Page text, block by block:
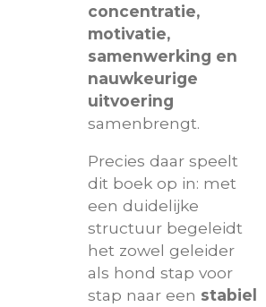
concentratie,
motivatie,
samenwerking en
nauwkeurige
uitvoering
samenbrengt.
Precies daar speelt
dit boek op in: met
een duidelijke
structuur begeleidt
het zowel geleider
als hond stap voor
stap naar een stabiel